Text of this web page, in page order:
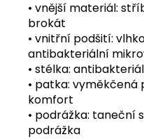
• vnější materiál:
brokát
• vnitřní podšití:
antibakteriální
• stélka:
• patka:
komfort
• podrážka: taneční
podrážka